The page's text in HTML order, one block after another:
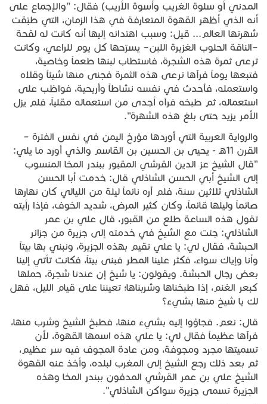
المدني أو سلوة الغريب وأسوة الأريب) فقال: "والإجماع على
أنه الذي أظهر القهوة المتعارفة في هذا الزمان، التي طبّقت
شهرتها العالم... قيل: وسبب اهتدائه إليها أنه كانت له لقحة
–الناقة الحلوب الغزيرة اللبن– يسرّحها كل يوم للراعي، وكانت
ترعى ثمرة هذه الشجرة، فاستطاب لبنها طعماً وخاصية،
فتبعها يوماً فرآها ترعى هذه الثمرة فجنى منها شيئاً وقلاه
واستعمله، فأحدث في نفسه نشاطاً وأريحية، فواظب على
استعماله، ثم طبخه فرآه أجدى من استعماله مقلياً، فلم يزل
الأمر يزيد حتى بلغ هذه الشهرة".
والرواية العربية التي أوردها مؤرخ اليمن في نفس الفترة –
القرن 11هـ - يحيى بن الحسين بن القاسم والذي أورد ما يلي:
"قال الشيخ عز الدين القرشي المقبور ببندر المخا المنسوب
إلى الشيخ أبي الحسن الشاذلي قال: خدمت أبا الحسن
الشاذلي ثلاثين سنة، فلم أره نائماً ليلة من الليالي كان نهارها
صائماً وليلها قائماً، وكان كثير المرض، شديد الخوف، فإذا رأيته
تقول هذه الساعة طلع من القبور، قال علي بن عمر
الشاذلي: جئت مع الشيخ في خدمته إلى جزيرة من جزائر
الحبشة، فقال لي: يا علي نقيم بهذه الجزيرة، ونبني بها بيتاً
وأنا وإياك سواء، فكثر علينا المطر فبنى بيتاً، فكانت تأتي إلينا
بعض رجال الحبشة. ويقولون: يا شيخ إن عندنا شجرة، حملها
كبعر الغنم، إذا طبخناها وشربناها؛ تعيننا على قيام الليل، فهل
لك يا شيخ منها بشيء؟
قال: نعم. فجاؤوا إليه بشيء منها، فطبخ الشيخ وشرب منها،
فرآها عظيماً فقال لي: يا علي هذه اسمها القهوة، لأن
تسميتها مجرد ومجوفة، ومن عادة المجوف فيه سر عظيم،
ثم بعد ذلك رجع الشيخ إلى المغرب لبلده، وأخذ عنه القهوة
الشيخ علي بن عمر القرشي المدفون ببندر المخا وهذه
الجزيرة تسمى جزيرة سواكن الشاذلي".